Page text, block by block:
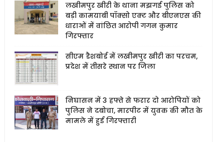
लखीमपुर खीरी के थाना मझगई पुलिस को
बड़ी कामयाबी पॉक्सो एक्ट और बीएनएस की
धाराओं में वांछित आरोपी गगन कुमार
गिरफ्तार
सीएम डैशबोर्ड में लखीमपुर खीरी का परचम,
प्रदेश में तीसरे स्थान पर जिला
निघासन में 3 हफ्ते से फरार दो आरोपियों को
पुलिस ने दबोचा, मारपीट में युवक की मौत के
मामले में हुई गिरफ्तारी